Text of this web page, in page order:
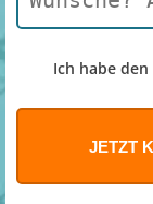
Ich habe den